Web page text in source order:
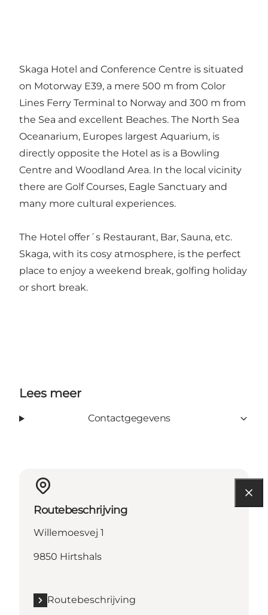
Skaga Hotel and Conference Centre is situated
on Motorway E39, a mere 500 m from Color
Lines Ferry Terminal to Norway and 300 m from
the Sea and excellent Beaches. The North Sea
Oceanarium, Europes largest Aquarium, is
directly opposite the Hotel as is a Bowling
Centre and Woodland Area. In the local vicinity
there are Golf Courses, Eagle Sanctuary and
many more cultural experiences.
The Hotel offer´s Restaurant, Bar, Sauna, etc.
Skaga, with its cosy atmosphere, is the perfect
place to enjoy a weekend break, golfing holiday
or short break.
Lees meer
Contactgegevens
Routebeschrijving
Willemoesvej 1
9850 Hirtshals
Routebeschrijving